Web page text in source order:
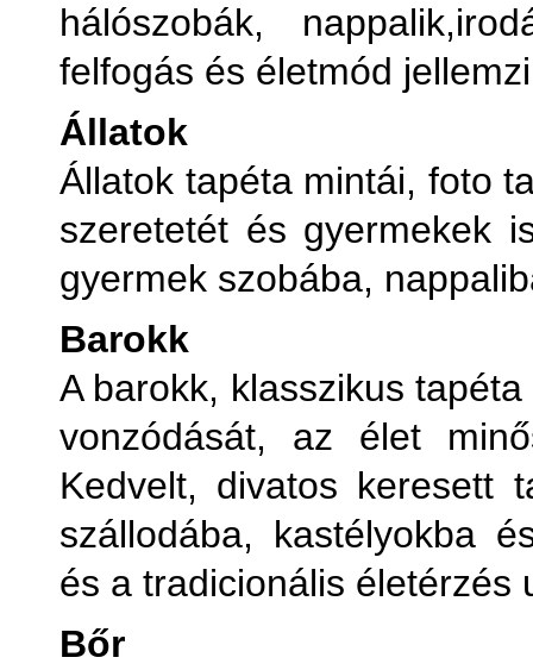
hálószobák,
felfogás és életmód
Állatok
Állatok tapéta mintái, foto
szeretetét és gyermekek
gyermek szobába,
Barokk
A barokk, klasszikus
vonzódását, az élet
Kedvelt, divatos keresett
szállodába, kastélyokba
és a tradicionális életérzés
Bőr